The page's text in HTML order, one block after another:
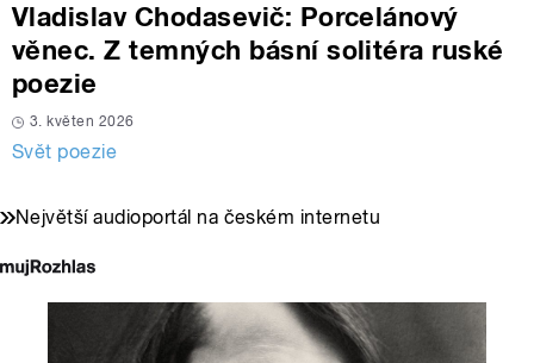
Vladislav Chodasevič: Porcelánový
věnec. Z temných básní solitéra ruské
poezie
3. květen 2026
Svět poezie
Největší audioportál na českém internetu